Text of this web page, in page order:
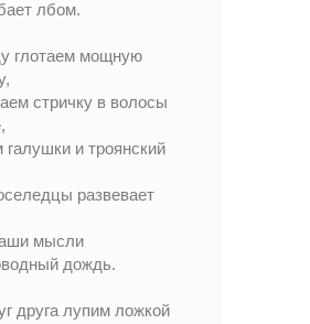
лбом.
глотаем мощную
стричку в волосы
галушки и троянский
развевает
мысли
дождь.
друга лупим ложкой